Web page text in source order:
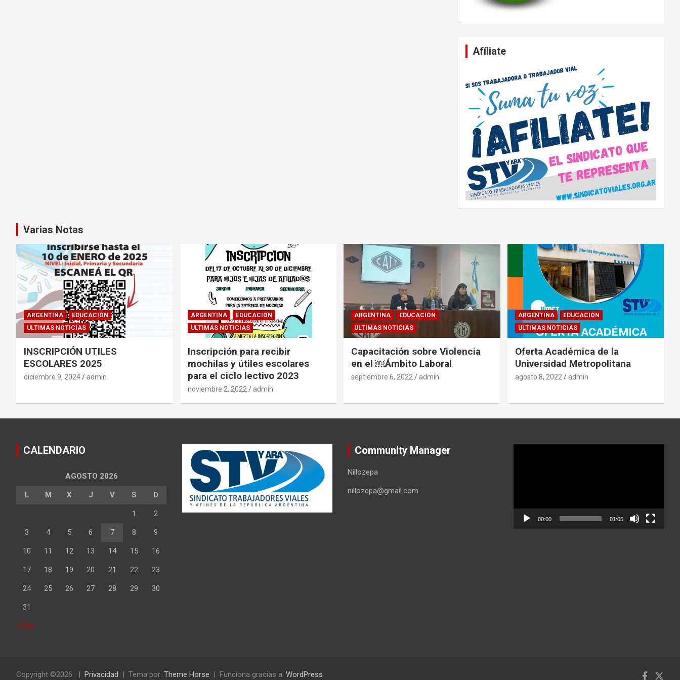
Afíliate
Varias Notas
ARGENTINA
EDUCACIÓN
ULTIMAS NOTICIAS
INSCRIPCIÓN UTILES
ESCOLARES 2025
diciembre 9, 2024 admin
ARGENTINA
EDUCACIÓN
ULTIMAS NOTICIAS
Inscripción para recibir
mochilas y útiles escolares
para el ciclo lectivo 2023
noviembre 2, 2022 admin
ARGENTINA
EDUCACIÓN
ULTIMAS NOTICIAS
Capacitación sobre Violencia
en el ￼Ámbito Laboral
septiembre 6, 2022 admin
ARGENTINA
EDUCACIÓN
ULTIMAS NOTICIAS
Oferta Académica de la
Universidad Metropolitana
agosto 8, 2022 admin
CALENDARIO
AGOSTO 2026
L M X J V S D
1 2
3 4 5 6 7 8 9
10 11 12 13 14 15 16
17 18 19 20 21 22 23
24 25 26 27 28 29 30
31
« Feb
Community Manager
Nillozepa
nillozepa@gmail.com
00:00 01:05
Copyright ©2026 Privacidad Tema por: Theme Horse Funciona gracias a: WordPress